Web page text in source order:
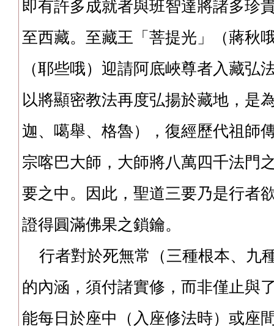
即有許多成就者與班智達將諸多珍
至西藏。至藏王「菩提光」（蔣秋
（耶些哦）迎請阿底峽尊者入藏弘
以將顯密教法再度弘揚於藏地，是
迦、噶舉、格魯），復經歷代祖師
宗喀巴大師，大師將八萬四千法門
要之中。因此，聖道三要乃是行者
證得圓滿佛果之鎖鑰。
行者對於死無常（三種根本、九
的內涵，須付諸實修，而非僅止與
能每日於座中（入座修法時）或座